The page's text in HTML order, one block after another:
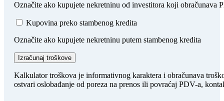
Označite ako kupujete nekretninu od investitora koji obračunava
Kupovina preko stambenog kredita
Označite ako kupujete nekretninu putem stambenog kredita
Izračunaj troškove
Kalkulator troškova je informativnog karaktera i obračunava
ostvari oslobađanje od poreza na prenos ili povraćaj PDV-a,